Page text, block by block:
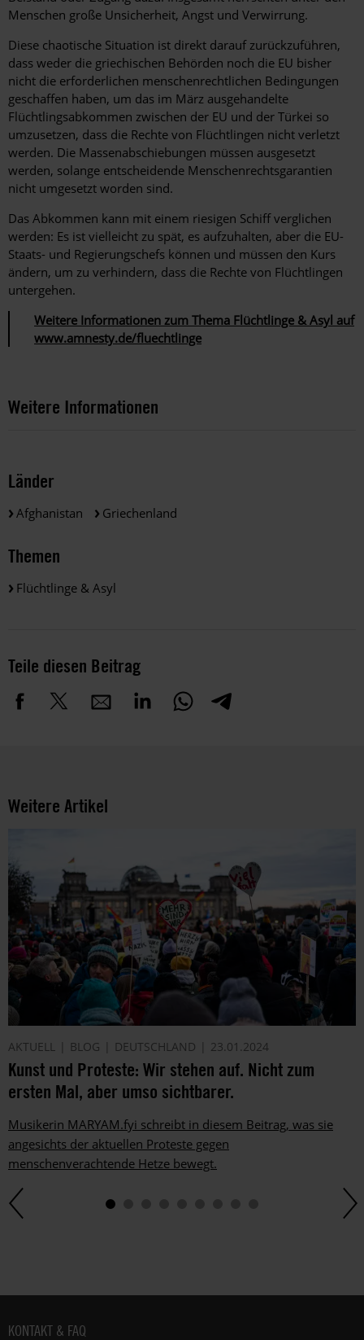
Menschen große Unsicherheit, Angst und Verwirrung.
Diese chaotische Situation ist direkt darauf zurückzuführen,
dass weder die griechischen Behörden noch die EU bisher
nicht die erforderlichen menschenrechtlichen Bedingungen
geschaffen haben, um das im März ausgehandelte
Flüchtlingsabkommen zwischen der EU und der Türkei so
umzusetzen, dass die Rechte von Flüchtlingen nicht verletzt
werden. Die Massenabschiebungen müssen ausgesetzt
werden, solange entscheidende Menschenrechtsgarantien
nicht umgesetzt worden sind.
Das Abkommen kann mit einem riesigen Schiff verglichen
werden: Es ist vielleicht zu spät, es aufzuhalten, aber die EU-
Staats- und Regierungschefs können und müssen den Kurs
ändern, um zu verhindern, dass die Rechte von Flüchtlingen
untergehen.
Weitere Informationen zum Thema Flüchtlinge & Asyl auf
www.amnesty.de/fluechtlinge
Weitere Informationen
Länder
Afghanistan Griechenland
Themen
Flüchtlinge & Asyl
Teile diesen Beitrag
Weitere Artikel
AKTUELL BLOG DEUTSCHLAND 23.01.2024
Kunst und Proteste: Wir stehen auf. Nicht zum
ersten Mal, aber umso sichtbarer.
Musikerin MARYAM.fyi schreibt in diesem Beitrag, was sie
angesichts der aktuellen Proteste gegen
menschenverachtende Hetze bewegt.
Fußbereich
KONTAKT & FAQ